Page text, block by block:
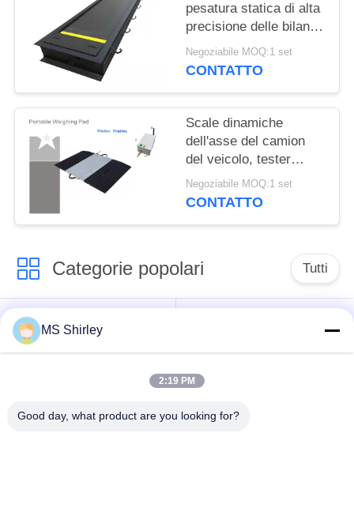
pesatura statica di alta
precisione delle bilance
dell'asse del ponte
Negoziabile MOQ:1 set
CONTATTO
Scale dinamiche
dell'asse del camion
del veicolo, tester
portatile senza fili del
camion dell'asse
Negoziabile MOQ:1 set
CONTATTO
Categorie popolari Tutti
bascula a ponte
resistente
bilance del pavimento
MS Shirley
2:19 PM
Good day, what product are you looking for?